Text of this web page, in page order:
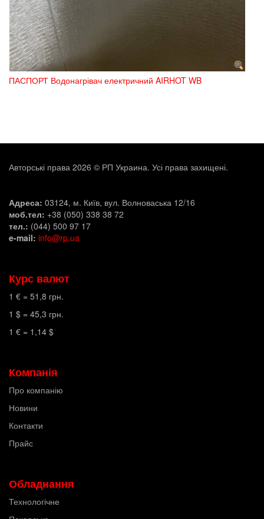
ПАСПОРТ Водонагрівач електричний AIRHOT WB
Авторські права 2026 © РП Украина. Усі права захищені.
Адреса: 03124, м. Київ, вул. Волноваська 12/16
моб.тел: +38 (050) 338 38 72
тел.: (044) 500 97 17
e-mail: info@rp.ua
Курс валют
1 € = 51,8 грн.
1 $ = 45,3 грн.
1 € = 1,14 $
Компанія
Про компанію
Новини
Контакти
Прайс
Обладнання
Технологічне